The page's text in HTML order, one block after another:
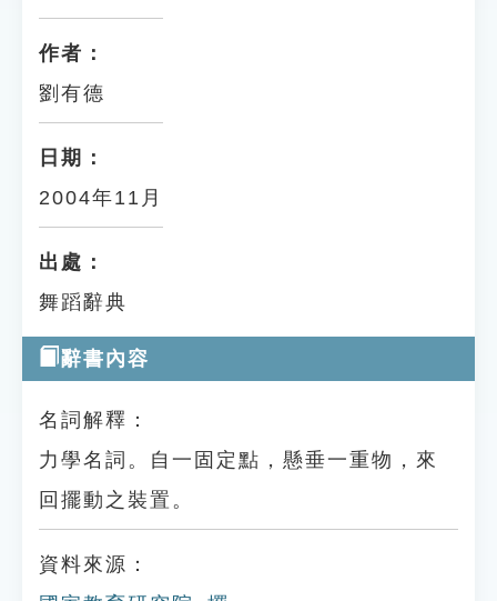
作者：
劉有德
日期：
2004年11月
出處：
舞蹈辭典
辭書內容
名詞解釋：
力學名詞。自一固定點，懸垂一重物，來
回擺動之裝置。
資料來源：